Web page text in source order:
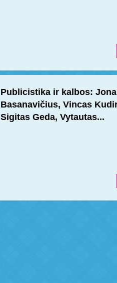
Publicistika ir kalbos:
Basanavičius, Vincas
Sigitas Geda, Vytautas...